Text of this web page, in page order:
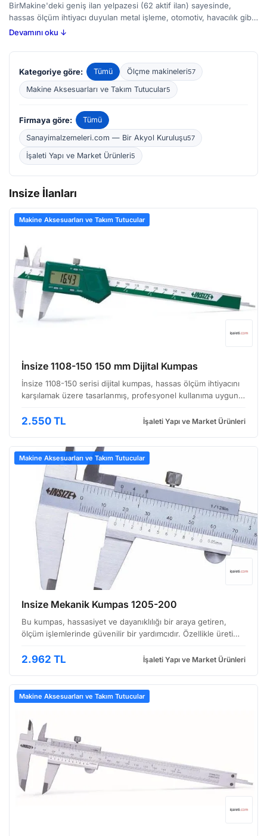
BirMakine'deki geniş ilan yelpazesi (62 aktif ilan) sayesinde,
hassas ölçüm ihtiyacı duyulan metal işleme, otomotiv, havacılık gibi
sektörlerde çalışan profesyoneller için çeşitli seçenekler
kontrol etmek, hataları tespit etmek ve üretim süreçlerini
iyileştirmek amacıyla kullanılır. Alıcılar, ürünlerin ölçüm doğruluğu,
tekrarlanabilirliği, kullanım kolaylığı ve dayanıklılığı gibi özelliklerine
dikkat ederek seçim yapabilir. BirMakine platformu üzerinden hem
yeni hem de ikinci el ilanları inceleyerek bütçenize ve ihtiyaçlarınıza
uygun çözümler bulabilirsiniz.
Devamını oku ↓
Kategoriye göre: Tümü Ölçme makineleri57
Makine Aksesuarları ve Takım Tutucular5
Firmaya göre:
Tümü
Sanayimalzemeleri.com — Bir Akyol Kuruluşu57
İşaleti Yapı ve Market Ürünleri5
Insize İlanları
Makine Aksesuarları ve Takım Tutucular
İnsize 1108-150 150 mm Dijital Kumpas
İnsize 1108-150 serisi dijital kumpas, hassas ölçüm ihtiyacını
karşılamak üzere tasarlanmış, profesyonel kullanıma uygun
mühendisliği, hassas parçaların üretimi ve kalit…
2.550 TL İşaleti Yapı ve Market Ürünleri
Makine Aksesuarları ve Takım Tutucular
Insize Mekanik Kumpas 1205-200
Bu kumpas, hassasiyet ve dayanıklılığı bir araya getiren,
ölçüm işlemlerinde güvenilir bir yardımcıdır. Özellikle üretim
sıklıkla tercih edilir. Hassas Ölçümler İçi…
2.962 TL İşaleti Yapı ve Market Ürünleri
Makine Aksesuarları ve Takım Tutucular